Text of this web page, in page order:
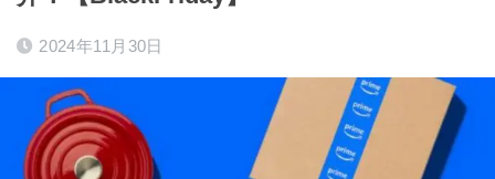
2024年11月30日